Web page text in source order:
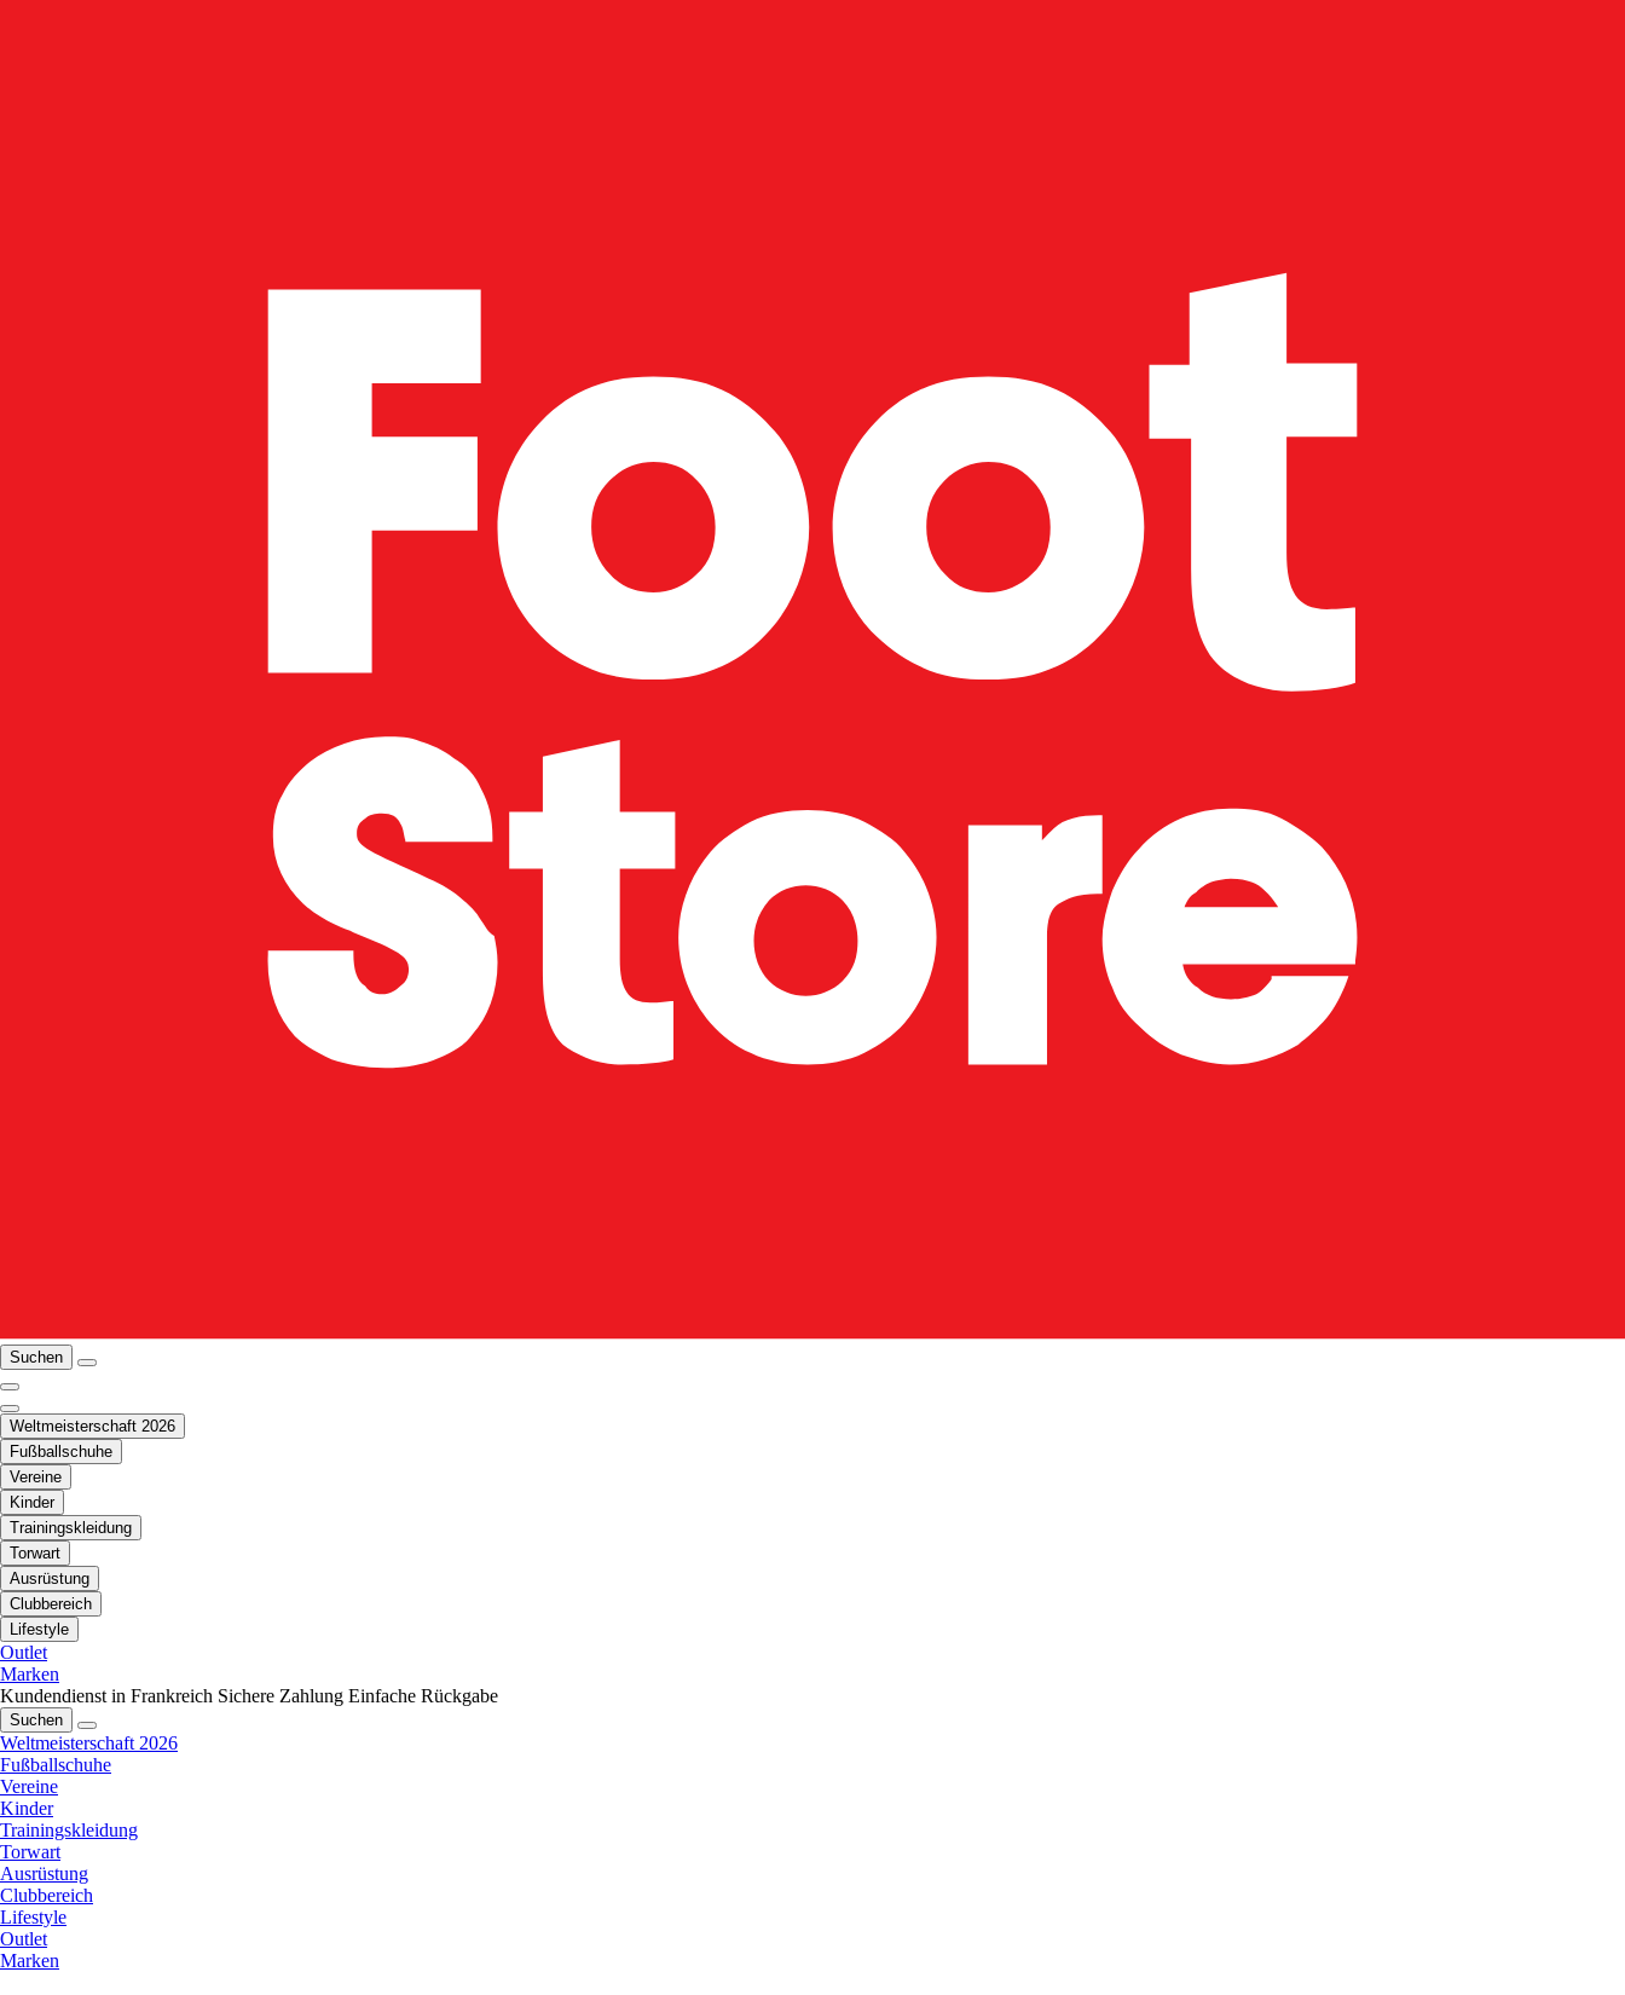
Suchen
Weltmeisterschaft 2026
Fußballschuhe
Vereine
Kinder
Trainingskleidung
Torwart
Ausrüstung
Clubbereich
Lifestyle
Outlet
Marken
Kundendienst in Frankreich Sichere Zahlung Einfache Rückgabe
Suchen
Weltmeisterschaft 2026
Fußballschuhe
Vereine
Kinder
Trainingskleidung
Torwart
Ausrüstung
Clubbereich
Lifestyle
Outlet
Marken